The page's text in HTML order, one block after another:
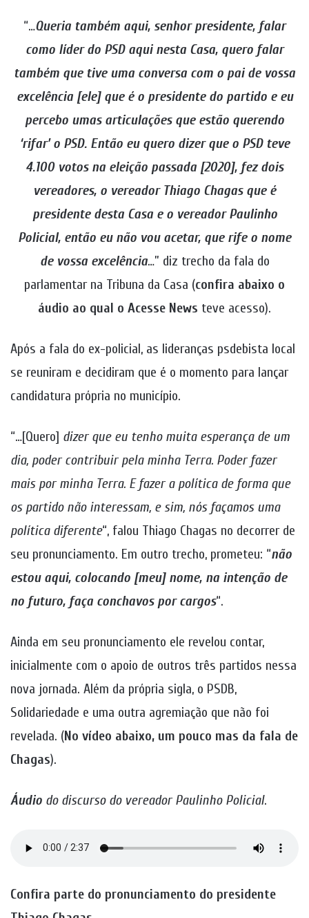
“…Queria também aqui, senhor presidente, falar
como líder do PSD aqui nesta Casa, quero falar
também que tive uma conversa com o pai de vossa
excelência [ele] que é o presidente do partido e eu
percebo umas articulações que estão querendo
‘rifar’ o PSD. Então eu quero dizer que o PSD teve
4.100 votos na eleição passada [2020], fez dois
vereadores, o vereador Thiago Chagas que é
presidente desta Casa e o vereador Paulinho
Policial, então eu não vou acetar, que rife o nome
de vossa excelência…” diz trecho da fala do
parlamentar na Tribuna da Casa (confira abaixo o
áudio ao qual o Acesse News teve acesso).
Após a fala do ex-policial, as lideranças psdebista local
se reuniram e decidiram que é o momento para lançar
candidatura própria no município.
“…[Quero] dizer que eu tenho muita esperança de um
dia, poder contribuir pela minha Terra. Poder fazer
mais por minha Terra. E fazer a política de forma que
os partido não interessam, e sim, nós façamos uma
política diferente“, falou Thiago Chagas no decorrer de
seu pronunciamento. Em outro trecho, prometeu: “não
estou aqui, colocando [meu] nome, na intenção de
no futuro, faça conchavos por cargos“.
Ainda em seu pronunciamento ele revelou contar,
inicialmente com o apoio de outros três partidos nessa
nova jornada. Além da própria sigla, o PSDB,
Solidariedade e uma outra agremiação que não foi
revelada. (No vídeo abaixo, um pouco mas da fala de
Chagas).
Áudio do discurso do vereador Paulinho Policial.
Confira parte do pronunciamento do presidente